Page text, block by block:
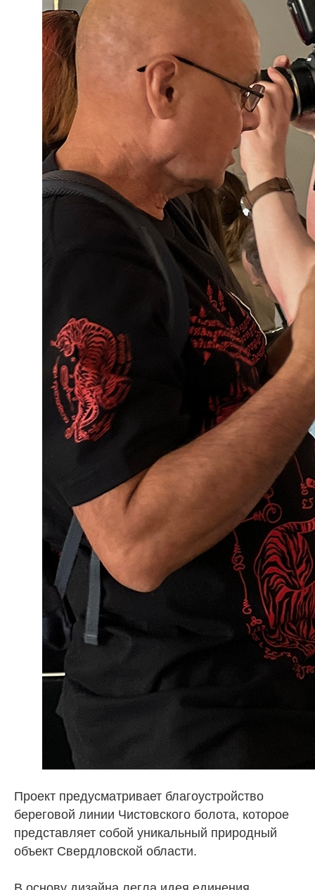
Проект предусматривает благоустройство
береговой линии Чистовского болота, которое
представляет собой уникальный природный
объект Свердловской области.